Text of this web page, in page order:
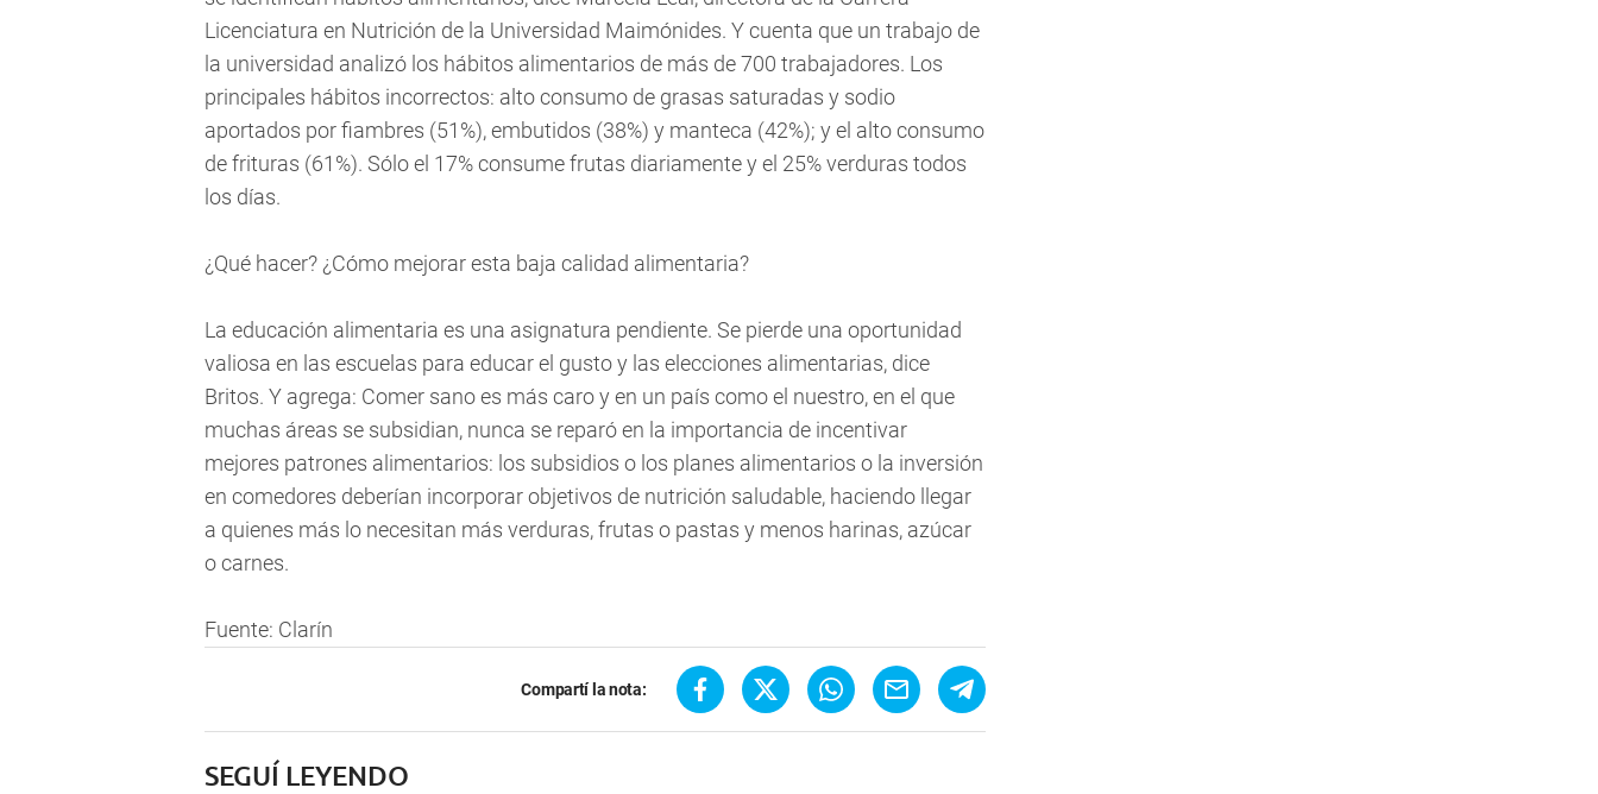
Licenciatura en Nutrición de la Universidad Maimónides. Y cuenta que un trabajo de
la universidad analizó los hábitos alimentarios de más de 700 trabajadores. Los
principales hábitos incorrectos: alto consumo de grasas saturadas y sodio
aportados por fiambres (51%), embutidos (38%) y manteca (42%); y el alto consumo
de frituras (61%). Sólo el 17% consume frutas diariamente y el 25% verduras todos
los días.
¿Qué hacer? ¿Cómo mejorar esta baja calidad alimentaria?
La educación alimentaria es una asignatura pendiente. Se pierde una oportunidad
valiosa en las escuelas para educar el gusto y las elecciones alimentarias, dice
Britos. Y agrega: Comer sano es más caro y en un país como el nuestro, en el que
muchas áreas se subsidian, nunca se reparó en la importancia de incentivar
mejores patrones alimentarios: los subsidios o los planes alimentarios o la inversión
en comedores deberían incorporar objetivos de nutrición saludable, haciendo llegar
a quienes más lo necesitan más verduras, frutas o pastas y menos harinas, azúcar
o carnes.
Fuente: Clarín
Compartí la nota:
SEGUÍ LEYENDO